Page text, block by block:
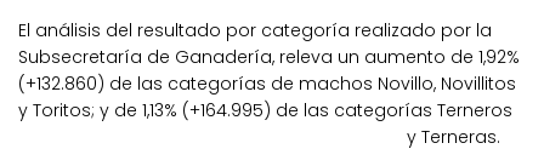
El análisis del resultado por categoría realizado por la
Subsecretaría de Ganadería, releva un aumento de 1,92%
(+132.860) de las categorías de machos Novillo, Novillitos
y Toritos; y de 1,13% (+164.995) de las categorías Terneros
y Terneras.